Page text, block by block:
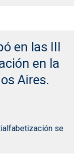
en las III
en la
Aires.
se